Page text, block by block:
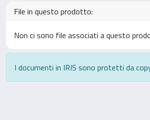
File in questo prodotto:
Non ci sono file associati a questo
I documenti in IRIS sono protetti da